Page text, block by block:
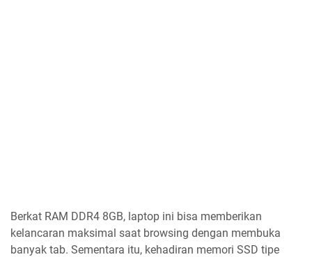
Berkat RAM DDR4 8GB, laptop ini bisa memberikan
kelancaran maksimal saat browsing dengan membuka
banyak tab. Sementara itu, kehadiran memori SSD tipe